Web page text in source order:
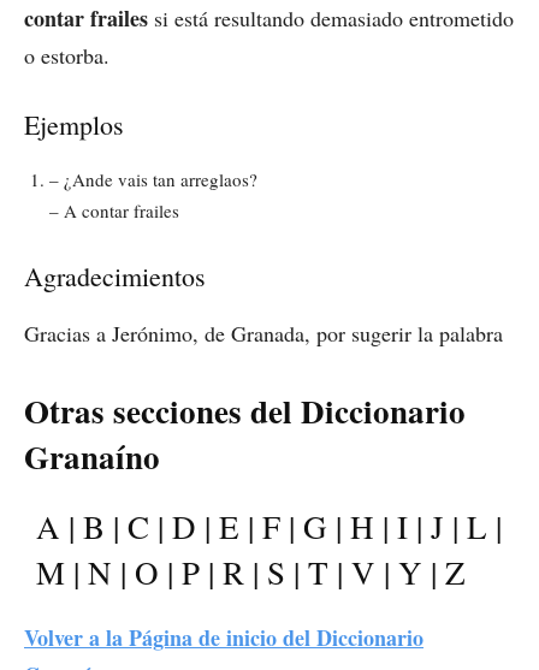
contar frailes si está resultando demasiado entrometido
o estorba.
Ejemplos
– ¿Ande vais tan arreglaos?
– A contar frailes
Agradecimientos
Gracias a Jerónimo, de Granada, por sugerir la palabra
Otras secciones del Diccionario
Granaíno
A | B | C | D | E | F | G | H | I | J | L |
M | N | O | P | R | S | T | V | Y | Z
Volver a la Página de inicio del Diccionario